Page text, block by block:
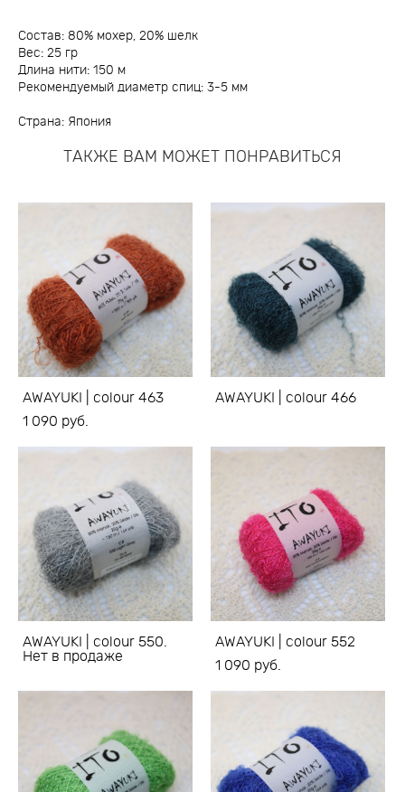
Состав: 80% мохер, 20% шелк
Вес: 25 гр
Длина нити: 150 м
Рекомендуемый диаметр спиц: 3-5 мм
Страна: Япония
ТАКЖЕ ВАМ МОЖЕТ ПОНРАВИТЬСЯ
AWAYUKI | colour 463
1 090 pуб.
AWAYUKI | colour 466
AWAYUKI | colour 550.
Нет в продаже
AWAYUKI | colour 552
1 090 pуб.